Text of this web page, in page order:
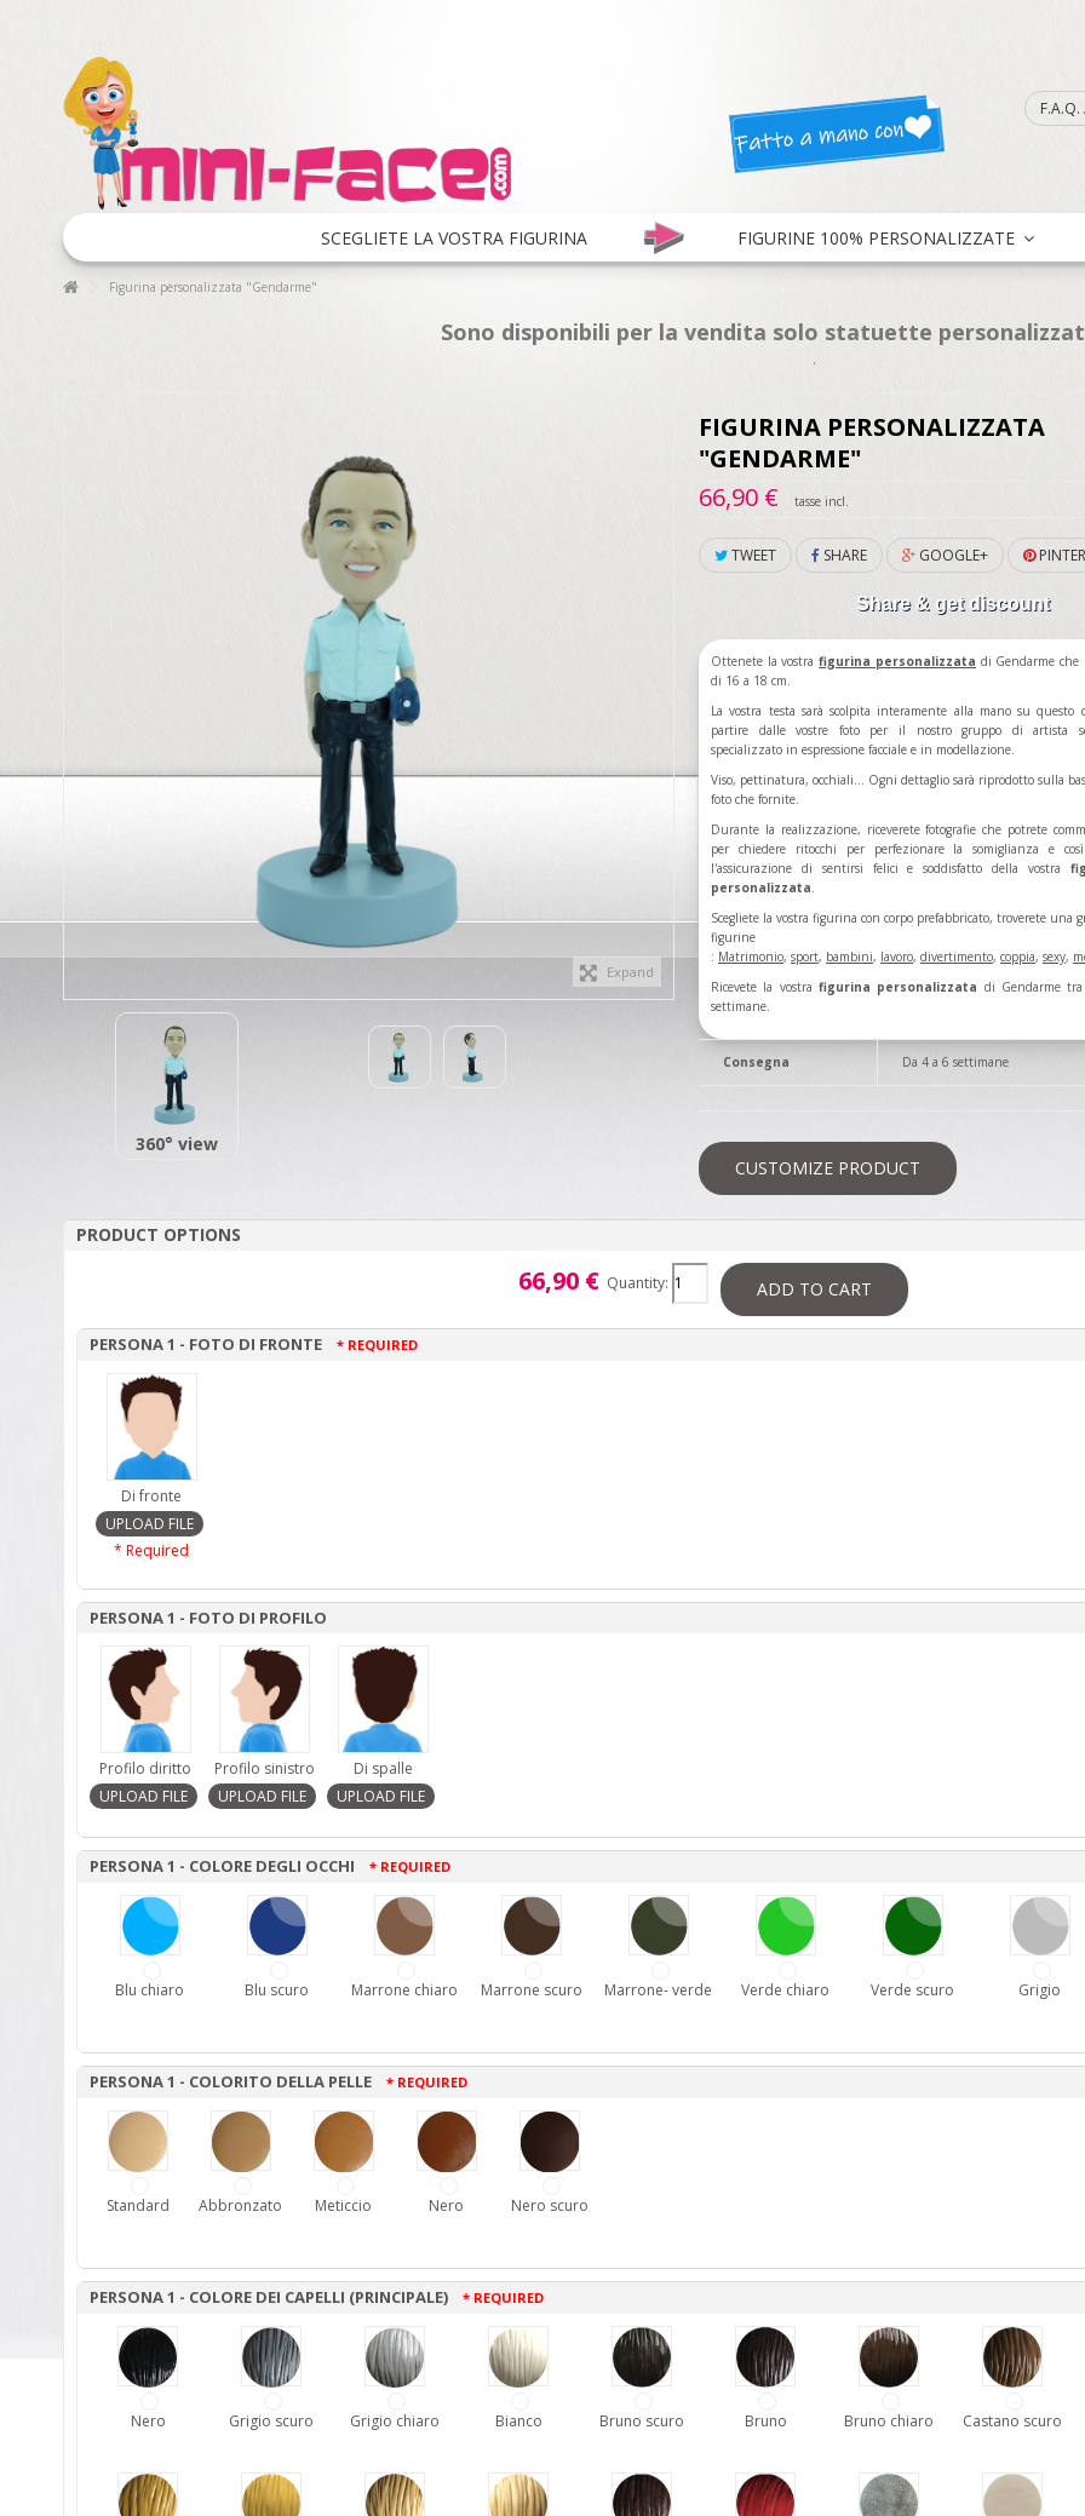
SCEGLIETE LA VOSTRA FIGURINA FIGURINE 100% PERSONALIZZATE
Figurina personalizzata "Gendarme"
Sono disponibili per la vendita solo statuette
.
Expand
360° view
FIGURINA PERSONALIZZATA
"GENDARME"
66,90 €
tasse incl.
TWEET SHARE GOOGLE+
Share & get discount
Ottenete la vostrafigurina personalizzata di Gendarme che
di 16 a 18 cm.
La vostra testa sarà scolpita interamente alla mano su questo
partire dalle vostre foto per il nostro gruppo di artista
specializzato in espressione facciale e in modellazione.
Viso, pettinatura, occhiali... Ogni dettaglio sarà riprodotto sulla
foto che fornite.
Durante la realizzazione, riceverete fotografie che potrete
per chiedere ritocchi per perfezionare la somiglianza e
l'assicurazione di sentirsi felici e soddisfatto della vostra
personalizzata.
Scegliete la vostra figurina con corpo prefabbricato, troverete una
figurine
: Matrimonio, sport, bambini, lavoro, divertimento, coppia, sexy,
Ricevete la vostra figurina personalizzata di Gendarme
settimane.
Consegna Da 4 a 6 settimane
CUSTOMIZE PRODUCT
PRODUCT OPTIONS
66,90 € Quantity: ADD TO CART
PERSONA 1 - FOTO DI FRONTE * REQUIRED
Di fronte
* Required
PERSONA 1 - FOTO DI PROFILO
Profilo diritto Profilo sinistro Di spalle
PERSONA 1 - COLORE DEGLI OCCHI * REQUIRED
Blu chiaro Blu scuro Marrone chiaro Marrone scuro Marrone- verde Verde chiaro Verde scuro Grigio
PERSONA 1 - COLORITO DELLA PELLE * REQUIRED
Standard Abbronzato Meticcio Nero Nero scuro
PERSONA 1 - COLORE DEI CAPELLI (PRINCIPALE) * REQUIRED
Nero Grigio scuro Grigio chiaro Bianco Bruno scuro Bruno Bruno chiaro Castano scuro